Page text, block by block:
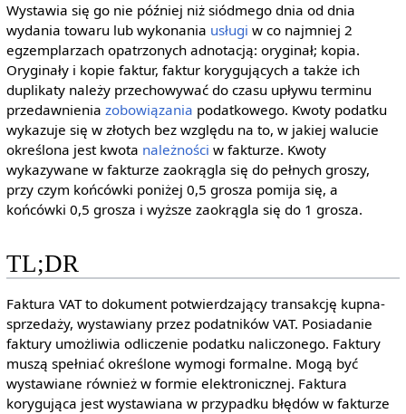
Wystawia się go nie później niż siódmego dnia od dnia
wydania towaru lub wykonania usługi w co najmniej 2
egzemplarzach opatrzonych adnotacją: oryginał; kopia.
Oryginały i kopie faktur, faktur korygujących a także ich
duplikaty należy przechowywać do czasu upływu terminu
przedawnienia zobowiązania podatkowego. Kwoty podatku
wykazuje się w złotych bez względu na to, w jakiej walucie
określona jest kwota należności w fakturze. Kwoty
wykazywane w fakturze zaokrągla się do pełnych groszy,
przy czym końcówki poniżej 0,5 grosza pomija się, a
końcówki 0,5 grosza i wyższe zaokrągla się do 1 grosza.
TL;DR
Faktura VAT to dokument potwierdzający transakcję kupna-
sprzedaży, wystawiany przez podatników VAT. Posiadanie
faktury umożliwia odliczenie podatku naliczonego. Faktury
muszą spełniać określone wymogi formalne. Mogą być
wystawiane również w formie elektronicznej. Faktura
korygująca jest wystawiana w przypadku błędów w fakturze